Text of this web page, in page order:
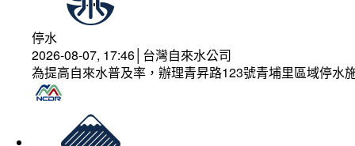
停水
2026-08-07, 17:46│台灣自來水公司
為提高自來水普及率，辦理青昇路123號青埔里區域停水